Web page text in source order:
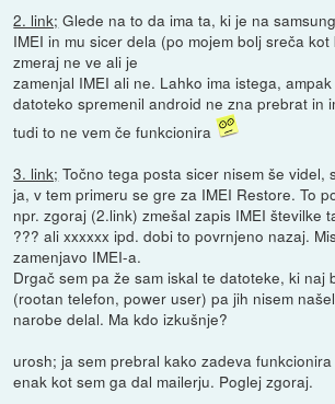
2. link; Glede na to da ima ta, ki je na
IMEI in mu sicer dela (po mojem bolj sreča
zmeraj ne ve ali je
zamenjal IMEI ali ne. Lahko ima istega,
datoteko spremenil android ne zna prebrat in
tudi to ne vem če funkcionira
3. link; Točno tega posta sicer nisem še videl,
ja, v tem primeru se gre za IMEI Restore. To
npr. zgoraj (2.link) zmešal zapis IMEI številke
??? ali xxxxxx ipd. dobi to povrnjeno nazaj.
zamenjavo IMEI-a.
Drgač sem pa že sam iskal te datoteke, ki naj
(rootan telefon, power user) pa jih nisem
narobe delal. Ma kdo izkušnje?
urosh; ja sem prebral kako zadeva
enak kot sem ga dal mailerju. Poglej zgoraj.